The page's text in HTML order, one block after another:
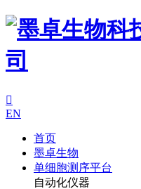

EN
首页
墨卓生物
单细胞测序平台
自动化仪器